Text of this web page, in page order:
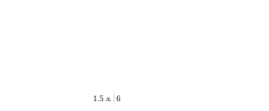
1.5 л. 6